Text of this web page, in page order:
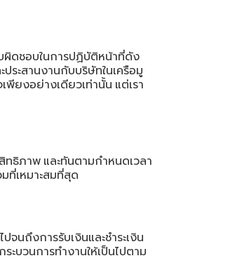
ผิดชอบในการปฏิบัติหน้าที่ดัง
ระสานงานกับบริษัทในเครือมู
พียงอย่างเดียวเท่านั้น แต่เรา
ทธิภาพ และทันตามกําหนดเวลา
ที่เหมาะสมที่สุด
จนถึงการรับเงินและชําระเงิน
ะบวนการทํางานให้เป็นไปตาม